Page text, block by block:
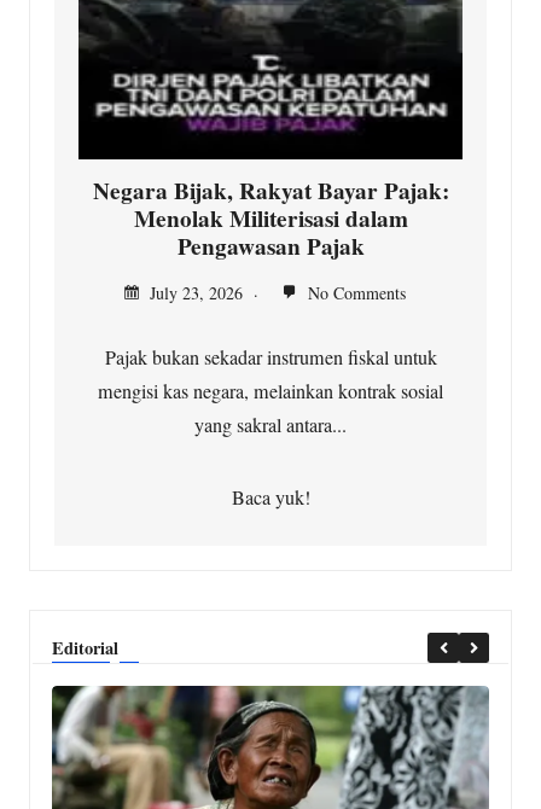
Negara Bijak, Rakyat Bayar Pajak:
Menolak Militerisasi dalam
Pengawasan Pajak
July 23, 2026 No Comments
Pajak bukan sekadar instrumen fiskal untuk
mengisi kas negara, melainkan kontrak sosial
yang sakral antara...
Baca yuk!
Editorial